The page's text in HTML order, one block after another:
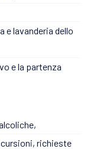
e lavanderia dello
e la partenza
richieste